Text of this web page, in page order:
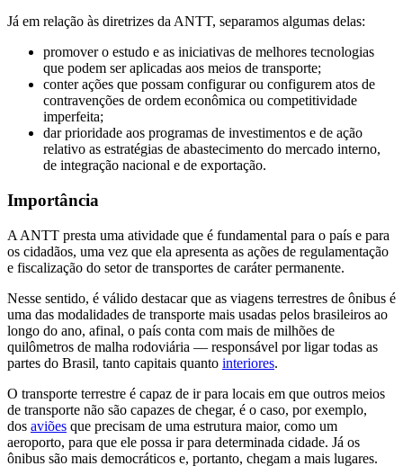
Já em relação às diretrizes da ANTT, separamos algumas delas:
promover o estudo e as iniciativas de melhores tecnologias
que podem ser aplicadas aos meios de transporte;
conter ações que possam configurar ou configurem atos de
contravenções de ordem econômica ou competitividade
imperfeita;
dar prioridade aos programas de investimentos e de ação
relativo as estratégias de abastecimento do mercado interno,
de integração nacional e de exportação.
Importância
A ANTT presta uma atividade que é fundamental para o país e para
os cidadãos, uma vez que ela apresenta as ações de regulamentação
e fiscalização do setor de transportes de caráter permanente.
Nesse sentido, é válido destacar que as viagens terrestres de ônibus é
uma das modalidades de transporte mais usadas pelos brasileiros ao
longo do ano, afinal, o país conta com mais de milhões de
quilômetros de malha rodoviária — responsável por ligar todas as
partes do Brasil, tanto capitais quanto interiores.
O transporte terrestre é capaz de ir para locais em que outros meios
de transporte não são capazes de chegar, é o caso, por exemplo,
dos aviões que precisam de uma estrutura maior, como um
aeroporto, para que ele possa ir para determinada cidade. Já os
ônibus são mais democráticos e, portanto, chegam a mais lugares.